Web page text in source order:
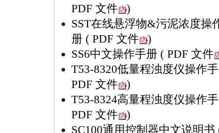
PDF 文件
)
SST在线悬浮物&污泥浓度操
册 ( PDF 文件
)
SS6中文操作手册 ( PDF 文件
T53-8320低量程浊度仪操作
PDF 文件
)
T53-8324高量程浊度仪操作
PDF 文件
)
SC100通用控制器中文说明书